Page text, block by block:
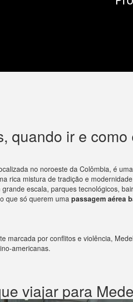
quando ir e
no noroeste da Colômbia, é
rica mistura de tradição e
grande escala, parques tecnológicos,
que só querem uma passagem aérea
marcada por conflitos e violência,
americanas.
viajar para